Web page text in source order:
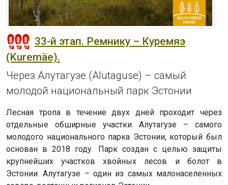
33-й этап. Ремнику – Куремяэ
(Kuremäe).
Через Алутагузе (Alutaguse) – самый
молодой национальный парк Эстонии
Лесная тропа в течение двух дней проходит через
отдельные обширные участки Алутагузе – самого
молодого национального парка Эстонии, который был
основан в 2018 году. Парк создан с целью защиты
крупнейших участков хвойных лесов и болот в
Эстонии. Алутагузе – один из самых малонаселенных